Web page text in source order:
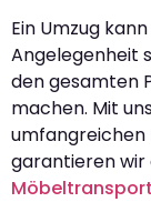
Ein Umzug
Angelegenheit
den gesamten
machen. Mit
umfangreichen
garantieren wir
Möbeltransport